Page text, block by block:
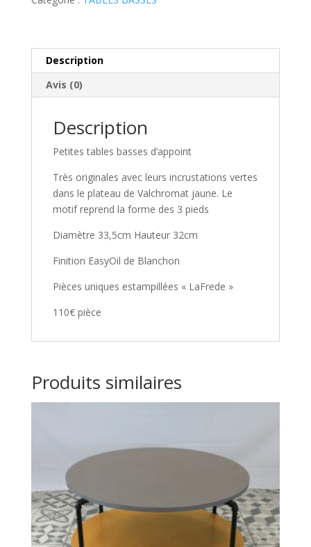
Description
Avis (0)
Description
Petites tables basses d’appoint
Très originales avec leurs incrustations vertes
dans le plateau de Valchromat jaune. Le
motif reprend la forme des 3 pieds
Diamètre 33,5cm Hauteur 32cm
Finition EasyOil de Blanchon
Pièces uniques estampillées « LaFrede »
110€ pièce
Produits similaires